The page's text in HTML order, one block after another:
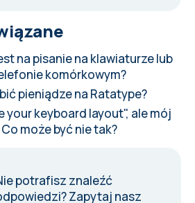
na pisanie na klawiaturze lub
komórkowym?
pieniądze na Ratatype?
your keyboard layout", ale mój
może być nie tak?
potrafisz znaleźć
Zapytaj nasz